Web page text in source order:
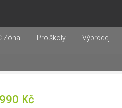
Kč
Zóna Pro školy Výprodej